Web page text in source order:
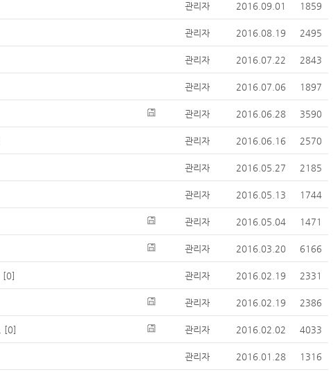
관리자 2016.09.01 1859
관리자 2016.08.19 2495
관리자 2016.07.22 2843
관리자 2016.07.06 1897
관리자 2016.06.28 3590
관리자 2016.06.16 2570
관리자 2016.05.27 2185
관리자 2016.05.13 1744
관리자 2016.05.04 1471
관리자 2016.03.20 6166
[0] 관리자 2016.02.19 2331
관리자 2016.02.19 2386
[0] 관리자 2016.02.02 4033
관리자 2016.01.28 1316